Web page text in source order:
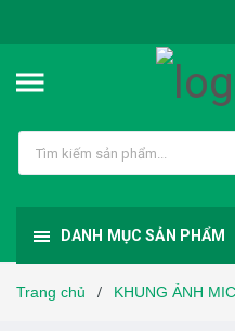
DANH MỤC SẢN PHẨM
Trang chủ / KHUNG ẢNH